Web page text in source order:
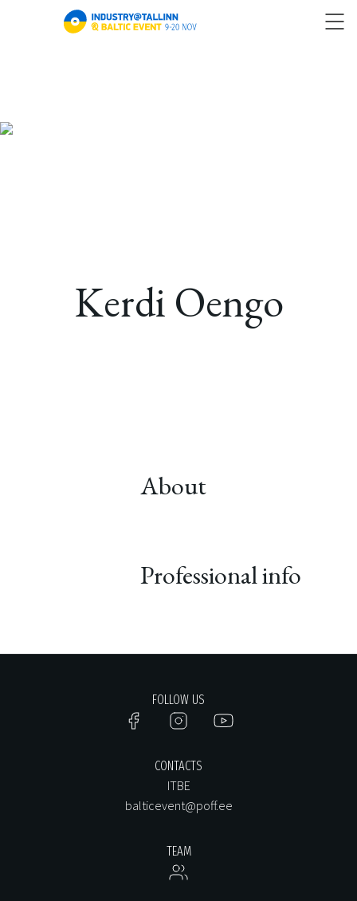
Kerdi Oengo
About
Professional info
FOLLOW US
CONTACTS
ITBE
balticevent@poff.ee
TEAM